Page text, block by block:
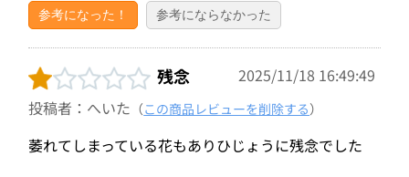
参考になった！ 参考にならなかった
残念
2025/11/18 16:49:49
投稿者：へいた （この商品レビューを削除する）
萎れてしまっている花もありひじょうに残念でした